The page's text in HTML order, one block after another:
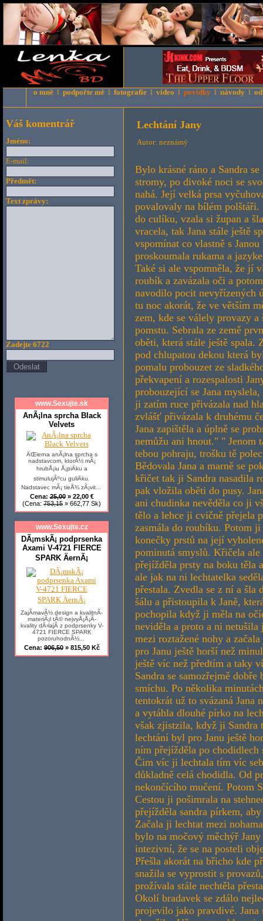
o mně l podpořte mě l fotografie l video l povídky l návody l
Lechtání Jany
Autor: neznámý
Bylo krásné ráno a Sandra
stromy, po divoké noci se
nahá. Její velká prsa
povalovaly na bílém polštáři.
do culíku, vzala si župan a
vracela, tak Jana stále ještě
vspomínat co vlastně s
proskoumala rukama a
Také si ale vspomněla, že jí
roubík a zavázala oči a
navodilo pocit nevyřízených
tu noc akorát, že ve větším
zem, kde se válely provazy
pomstu. Sebrala ze země
oběti, která stále ještě spala.
pod chlupatou dekou která
pomalu probouzet ze
překvapení a rozespalosti
probouzející se Jana
ji zatím ruce přivázala nad
zvlášť přivázala k druhému
Jana zapištěla a úplně se
nemůžu ani hnout." " Jenom
tebou pohraju, trošku tě
Bědovala Jana a marně se
křičet tak ji Sandra nasadila
pak vložila oběti do pusy.
ani chudinka nevěděla co ji
tělo a lehce ji cvičně přejela
zasmála do roubíku. Potom
konečky prstů na její
pominutá smyslů. Křičela
přejížděla prsty na boku těla
ale jak na ni lechtatelka
přestala. Zvedla se z ní a
šálu a přistoupila k Janě,
pochopila když ji měla na
neviděla a proto a ni
mezi roztažené nohy a
pro Janu ještě horší než
ještě víc než předtím a taky
Sandra se samozřejmě
smíchu. Po několika
tentokrát už to svázaná Jana
a vytáhla dlouhé pírko na
však zjistzila, když ji Sandra
lechtání byl pro Janu ještě
ním přejížděla po chodidlech
Čim víc ji lechtala tím víc
důkladně celá chodidla. Od
nekončícího mučení. Potom
Cestou ji pošimrala na
přejížděla sandra pírkem,
Začala ji lechtat mezi
bylo na močový měchýř
intezivní, že se na posteli
Přešla akorát na břicho kde
snažila se vyprostit s
prožívala stále nechtěla
Okolí bradavek se zdálo
projevilo jako pravdivé. Jana
Váš komentrář
Jméno:
E-mail:
Předmět:
Text zprávy:
Zadejte 6722
www.Sexujte.sk
AnÃ¡lna sprcha Black
Velvets
ÄŒierna anÃ¡lna sprcha s
nadstavcom, ktorÃ½ mÃ¡
hrubÅ¡iu Å¡piÄku a
stimulujÃºcu guliÄku.
Nadstavec mÃ¡ tieÅ¾ zÃ¡vit...
Cena:25,00» 22,00 €
(Cena: 753,15 » 662,77 Sk)
www.Sexujte.cz
DÃ¡mskÃ¡ podprsenka
Axami V-4721 FIERCE
SPARK ÄernÃ¡
ZajÃ­mavÃ½ design a kvalitnÃ­
materiÃ¡l tÃ© nejvyÅ¡Å¡Ã­
kvality dÄ›lajÃ­ z podprsenky V-
4721 FIERCE SPARK
pozoruhodnÃ½...
Cena:906,50» 815,50 Kč